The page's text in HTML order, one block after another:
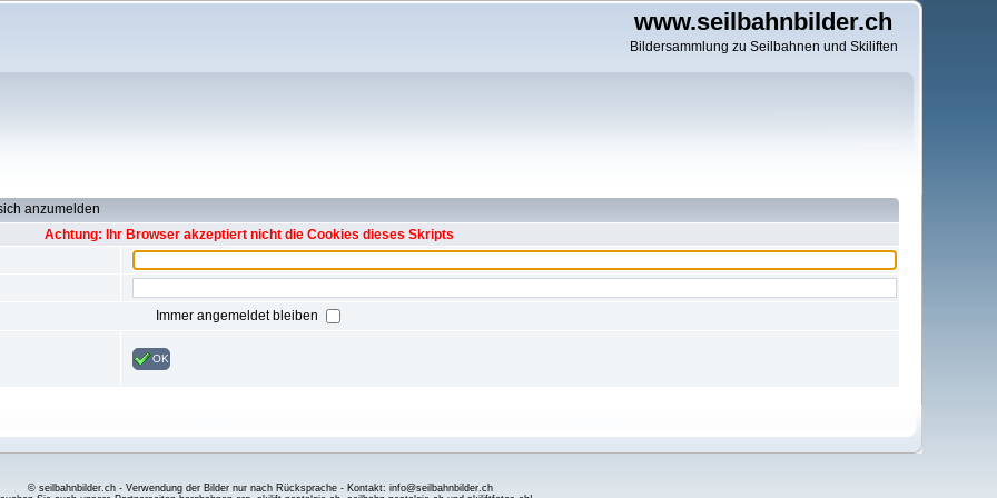
www.seilbahnbilder.ch
Bildersammlung zu Seilbahnen und Skiliften
anzumelden
Achtung: Ihr Browser akzeptiert nicht die Cookies dieses Skripts
Immer angemeldet bleiben
OK
© seilbahnbilder.ch - Verwendung der Bilder nur nach Rücksprache - Kontakt: info@seilbahnbilder.ch